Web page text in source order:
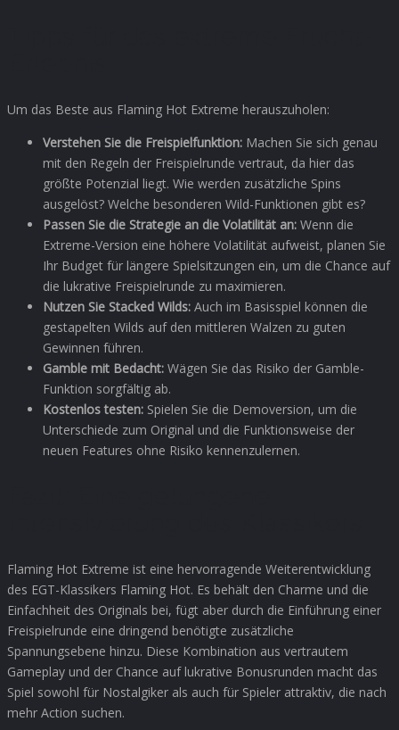
Um das Beste aus Flaming Hot Extreme herauszuholen:
Verstehen Sie die Freispielfunktion: Machen Sie sich genau
mit den Regeln der Freispielrunde vertraut, da hier das
größte Potenzial liegt. Wie werden zusätzliche Spins
ausgelöst? Welche besonderen Wild-Funktionen gibt es?
Passen Sie die Strategie an die Volatilität an: Wenn die
Extreme-Version eine höhere Volatilität aufweist, planen Sie
Ihr Budget für längere Spielsitzungen ein, um die Chance auf
die lukrative Freispielrunde zu maximieren.
Nutzen Sie Stacked Wilds: Auch im Basisspiel können die
gestapelten Wilds auf den mittleren Walzen zu guten
Gewinnen führen.
Gamble mit Bedacht: Wägen Sie das Risiko der Gamble-
Funktion sorgfältig ab.
Kostenlos testen: Spielen Sie die Demoversion, um die
Unterschiede zum Original und die Funktionsweise der
neuen Features ohne Risiko kennenzulernen.
Flaming Hot Extreme ist eine hervorragende Weiterentwicklung
des EGT-Klassikers Flaming Hot. Es behält den Charme und die
Einfachheit des Originals bei, fügt aber durch die Einführung einer
Freispielrunde eine dringend benötigte zusätzliche
Spannungsebene hinzu. Diese Kombination aus vertrautem
Gameplay und der Chance auf lukrative Bonusrunden macht das
Spiel sowohl für Nostalgiker als auch für Spieler attraktiv, die nach
mehr Action suchen.